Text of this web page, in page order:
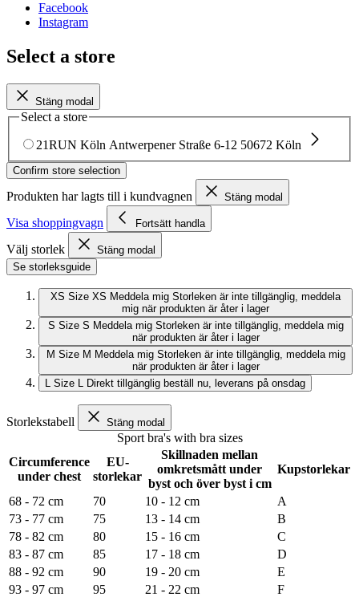
Facebook
Instagram
Select a store
Stäng modal
Select a store
21RUN Köln Antwerpener Straße 6-12 50672 Köln
Confirm store selection
Produkten har lagts till i kundvagnen Stäng modal
Visa shoppingvagn Fortsätt handla
Välj storlek
Stäng modal
Se storleksguide
XS Size XS Meddela mig Storleken är inte tillgänglig, meddela
mig när produkten är åter i lager
S Size S Meddela mig Storleken är inte tillgänglig, meddela mig
när produkten är åter i lager
M Size M Meddela mig Storleken är inte tillgänglig, meddela mig
när produkten är åter i lager
Size L Direkt tillgänglig beställ nu, leverans på onsdag
Storlekstabell Stäng modal
Sport bra's with bra sizes
Circumference
under chest
EU-
storlekar
Skillnaden mellan
omkretsmått under
byst och över byst i cm
Kupstorlekar
68 - 72 cm 70 10 - 12 cm
A
73 - 77 cm
75 13 - 14 cm
B
78 - 82 cm
80 15 - 16 cm
C
83 - 87 cm
85 17 - 18 cm
D
88 - 92 cm
90 19 - 20 cm
E
93 - 97 cm
95 21 - 22 cm
F